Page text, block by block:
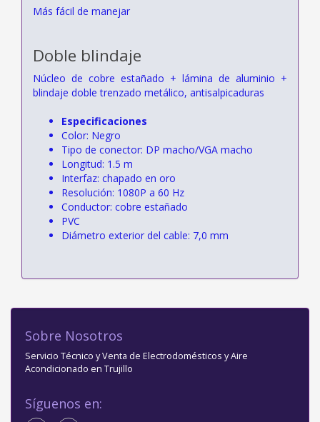
Más fácil de manejar
Doble blindaje
Núcleo de cobre estañado + lámina de aluminio +
blindaje doble trenzado metálico, antisalpicaduras
Especificaciones
Color: Negro
Tipo de conector: DP macho/VGA macho
Longitud: 1.5 m
Interfaz: chapado en oro
Resolución: 1080P a 60 Hz
Conductor: cobre estañado
PVC
Diámetro exterior del cable: 7,0 mm
Sobre Nosotros
Servicio Técnico y Venta de Electrodomésticos y Aire
Acondicionado en Trujillo
Síguenos en: